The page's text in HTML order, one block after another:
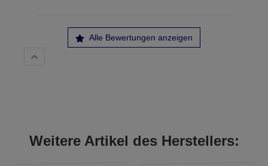
Alle Bewertungen anzeigen
Weitere Artikel des Herstellers: